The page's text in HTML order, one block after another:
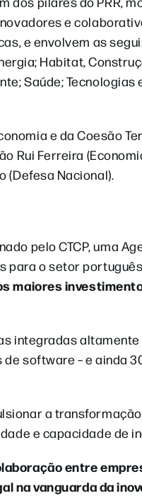
e
e envolvem as
Habitat,
Saúde; Tecnologias
e da Coesão
Rui Ferreira
(Defesa Nacional).
pelo CTCP, uma
para o setor
maiores
integradas
software – e ainda
a
e capacidade de
entre
na vanguarda da